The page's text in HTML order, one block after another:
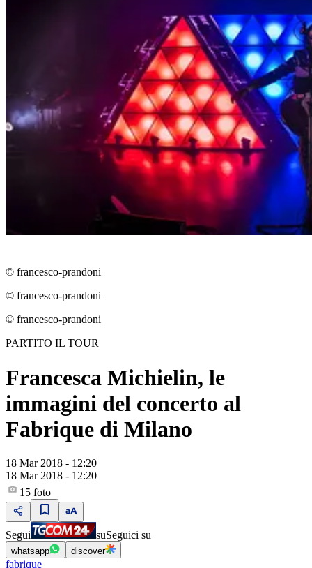
© francesco-prandoni
© francesco-prandoni
© francesco-prandoni
PARTITO IL TOUR
Francesca Michielin, le
immagini del concerto al
Fabrique di Milano
18 Mar 2018 - 12:20
18 Mar 2018 - 12:20
15 foto
Segui suSeguici su
whatsapp discover
fabrique